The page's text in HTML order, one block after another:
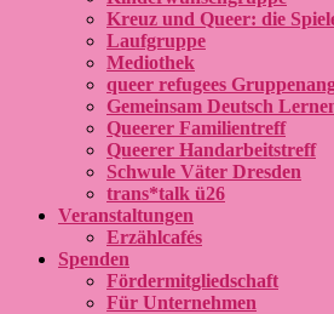
Kreuz und Queer: die
Laufgruppe
Mediothek
queer refugees
Gemeinsam Deutsch
Queerer Familientreff
Queerer Handarbeitstreff
Schwule Väter Dresden
trans*talk ü26
Veranstaltungen
Erzählcafés
Spenden
Fördermitgliedschaft
Für Unternehmen